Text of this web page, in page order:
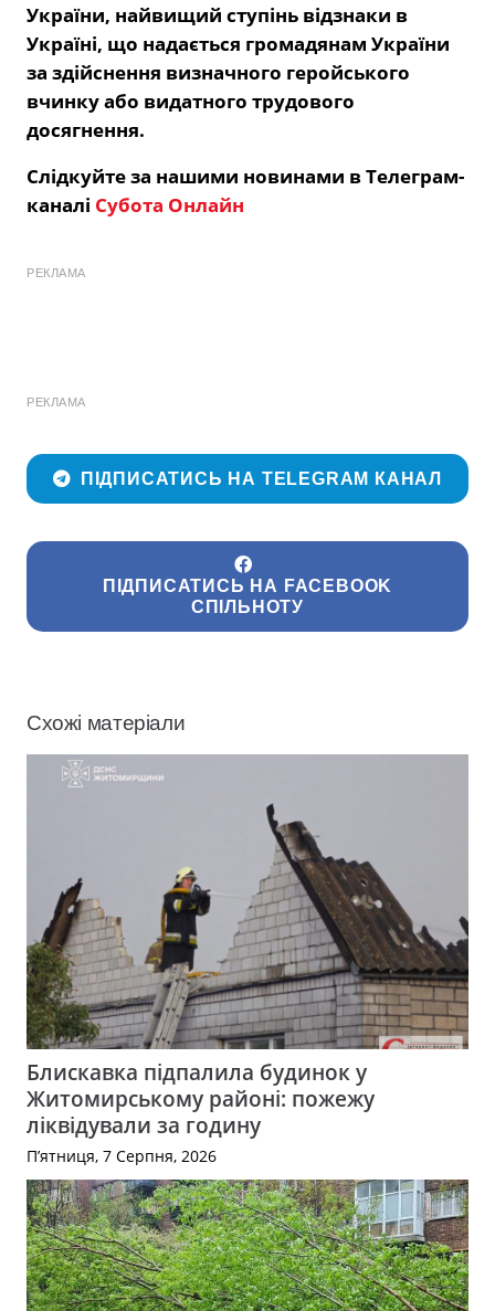
України, найвищий ступінь відзнаки в
Україні, що надається громадянам України
за здійснення визначного геройського
вчинку або видатного трудового
досягнення.
Слідкуйте за нашими новинами в Телеграм-
каналі Субота Онлайн
РЕКЛАМА
РЕКЛАМА
ПІДПИСАТИСЬ НА TELEGRAM КАНАЛ
ПІДПИСАТИСЬ НА FACEBOOK
СПІЛЬНОТУ
Схожі матеріали
Блискавка підпалила будинок у
Житомирському районі: пожежу
ліквідували за годину
П’ятниця, 7 Серпня, 2026